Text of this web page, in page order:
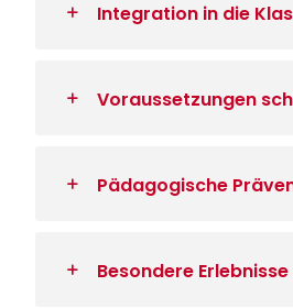
Integration in die
Voraussetzungen
Pädagogische
Besondere